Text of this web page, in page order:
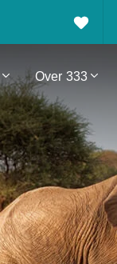
Over 333